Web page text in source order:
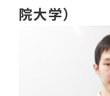
院大学）